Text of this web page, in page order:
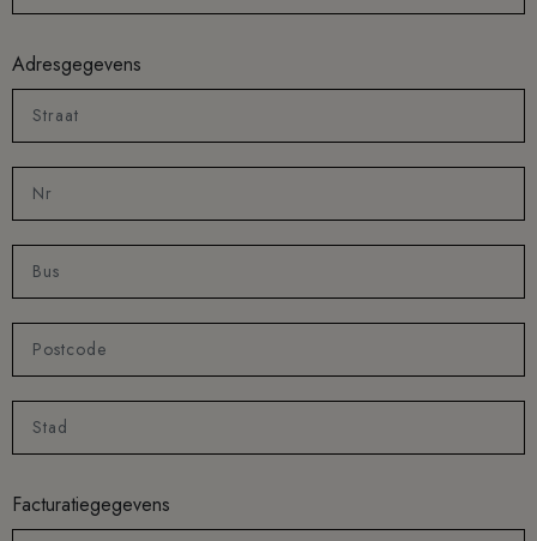
Adresgegevens
Straat
Nr
Bus
Postcode
Stad
Facturatiegegevens